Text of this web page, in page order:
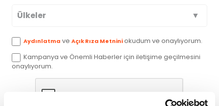
Ülkeler
Avustralya
Kanada
İngiltere
Aydınlatma ve Açık Rıza Metniniokudum ve onaylıyorum.
Kampanya ve Önemli Haberler için iletişime geçilmesini
onaylıyorum.